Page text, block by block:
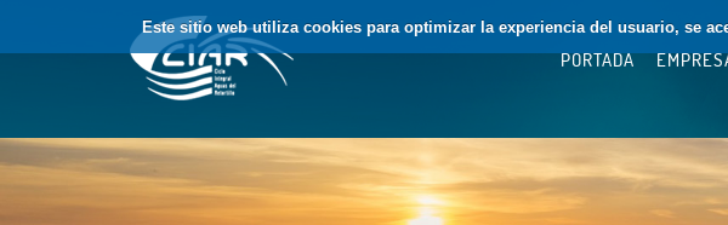
Este sitio web utiliza cookies para optimizar la experiencia del usuario, se
PORTADA